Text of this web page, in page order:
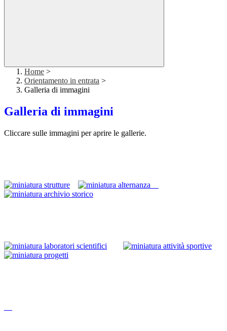
Home >
Orientamento in entrata >
Galleria di immagini
Galleria di immagini
Cliccare sulle immagini per aprire le gallerie.